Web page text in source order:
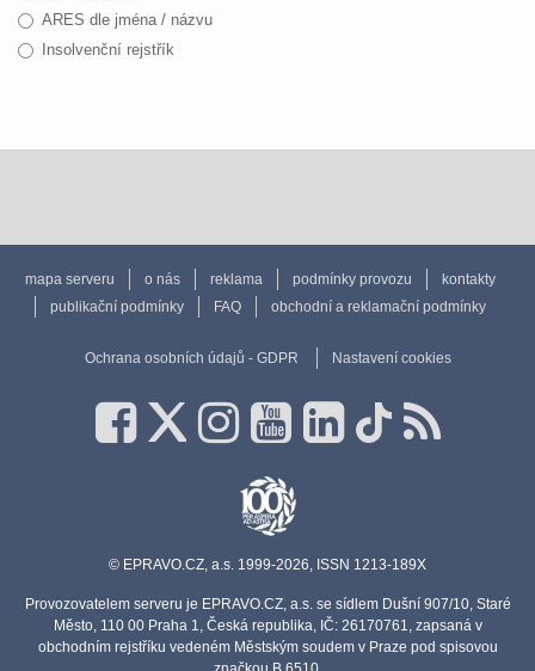
ARES dle jména / názvu
Insolvenční rejstřík
mapa serveru o nás reklama podmínky provozu
kontakty
publikační podmínky
FAQ obchodní a reklamační podmínky
Ochrana osobních údajů - GDPR Nastavení cookies
© EPRAVO.CZ, a.s. 1999-2026, ISSN 1213-189X
Provozovatelem serveru je EPRAVO.CZ, a.s. se sídlem Dušní 907/10, Staré
Město, 110 00 Praha 1, Česká republika, IČ: 26170761, zapsaná v
obchodním rejstříku vedeném Městským soudem v Praze pod spisovou